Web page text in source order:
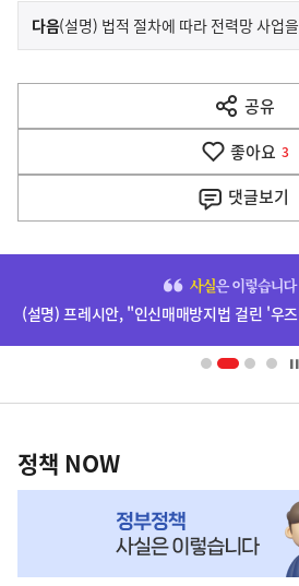
이
전
다
음
다음기
사
공유
열
기
좋아요 3
댓글보기
배
영
책
NOW,
정책 NOW